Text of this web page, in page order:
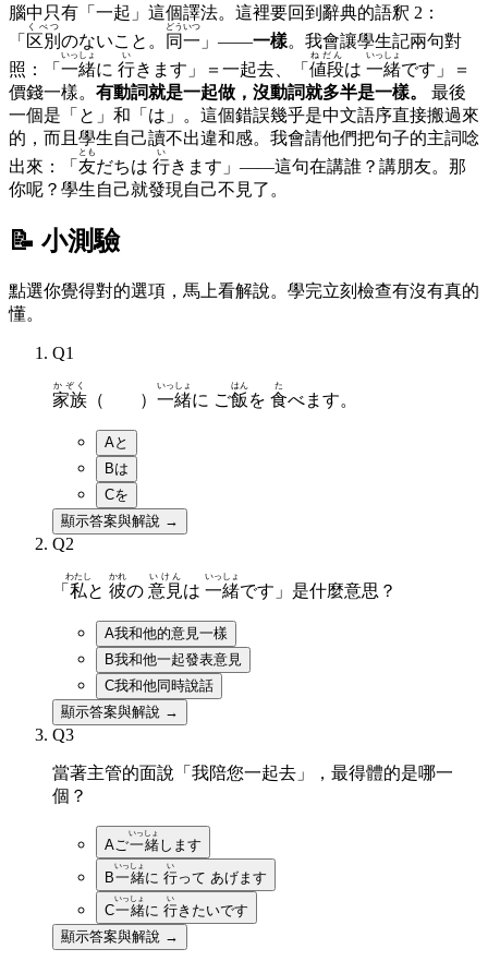
腦中只有「一起」這個譯法。這裡要回到辭典的語釈 2：
「 区別
くべつ
のないこと。 同一
どういつ
」——一樣。我會讓學生記兩句對
照：「 一緒
いっしょ
に 行
い
きます」＝一起去、「 値段
ねだん
は 一緒
いっしょ
です」＝
價錢一樣。 有動詞就是一起做，沒動詞就多半是一樣。
一個是「と」和「は」。這個錯誤幾乎是中文語序直接搬過來
的，而且學生自己讀不出違和感。我會請他們把句子的主詞唸
出來：「 友
とも
だちは 行
い
きます」——這句在講誰？講朋友。那
你呢？學生自己就發現自己不見了。
📝 小測驗
點選你覺得對的選項，馬上看解說。學完立刻檢查有沒有真的
懂。
Q1
家族
かぞく
（ ） 一緒
いっしょ
に ご飯
はん
を 食
た
べます。
Aと
Bは
Cを
顯示答案與解說 →
Q2
「 私
わたし
と 彼
かれ
の 意見
いけん
は 一緒
いっしょ
です」是什麼意思？
A我和他的意見一樣
B我和他一起發表意見
C我和他同時說話
顯示答案與解說 →
Q3
當著主管的面說「我陪您一起去」，最得體的是哪一
個？
A ご一緒
いっしょ
します
B一緒
いっしょ
に 行
い
って あげます
C一緒
いっしょ
に 行
い
きたいです
顯示答案與解說 →